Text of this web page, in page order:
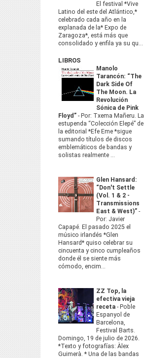
El festival *Vive
Latino del este del Atlántico,*
celebrado cada año en la
explanada de la* Expo de
Zaragoza*, está más que
consolidado y enfila ya su qu...
LIBROS
Manolo
Tarancón: “The
Dark Side Of
The Moon. La
Revolución
Sónica de Pink
Floyd” - Por: Txema Mañeru. La
estupenda “Colección Elepé” de
la editorial *Efe Eme *sigue
sumando títulos de discos
emblemáticos de bandas y
solistas realmente ...
Glen Hansard:
“Don't Settle
(Vol. 1 & 2 -
Transmissions
East & West)” -
Por: Javier
Capapé. El pasado 2025 el
músico irlandés *Glen
Hansard* quiso celebrar su
cincuenta y cinco cumpleaños
donde él se siente más
cómodo, encim...
ZZ Top, la
efectiva vieja
receta - Poble
Espanyol de
Barcelona,
Festival Barts.
Domingo, 19 de julio de 2026.
*Texto y fotografías: Àlex
Guimerà. * Una de las bandas